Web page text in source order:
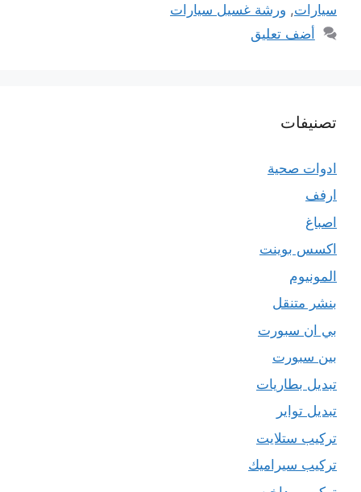
سيارات, ورشة غسيل سيارات
أضف تعليق
تصنيفات
ادوات صحية
ارفف
اصباغ
اكسس بوينت
المونيوم
بنشر متنقل
بي ان سبورت
بين سبورت
تبديل بطاريات
تبديل تواير
تركيب ستلايت
تركيب سيراميك